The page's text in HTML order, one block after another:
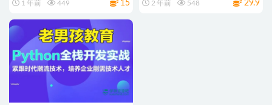
1 年前 449 15 2 年前 548 29.9